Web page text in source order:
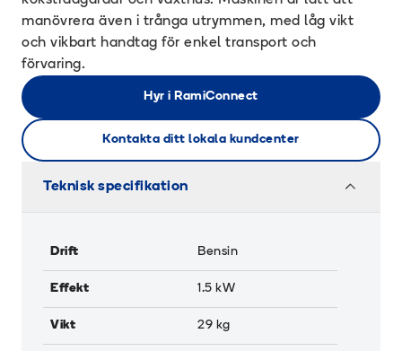
manövrera även i trånga utrymmen, med låg vikt
och vikbart handtag för enkel transport och
förvaring.
Hyr i RamiConnect
Kontakta ditt lokala kundcenter
Teknisk specifikation
Drift Bensin
Effekt 1.5 kW
Vikt 29 kg